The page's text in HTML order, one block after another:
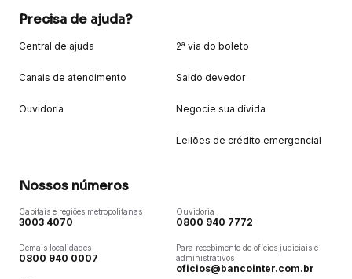
Precisa de ajuda?
Central de ajuda
Canais de atendimento
Ouvidoria
2ª via do boleto
Saldo devedor
Negocie sua dívida
Leilões de crédito emergencial
Nossos números
Capitais e regiões metropolitanas
3003 4070
Demais localidades
0800 940 0007
Ouvidoria
0800 940 7772
Para recebimento de ofícios judiciais e
administrativos
oficios@bancointer.com.br